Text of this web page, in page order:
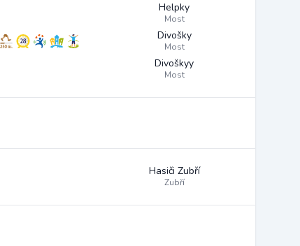
Helpky
Most
Divošky
Most
Divoškyy
Most
Hasiči Zubří
Zubří